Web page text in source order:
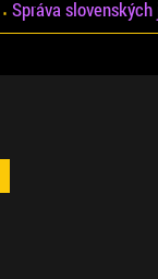
Správa slovenských